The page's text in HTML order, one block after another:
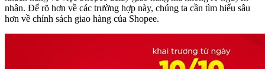
nhân. Để rõ hơn về các trường hợp này, chúng ta cần tìm hiểu sâu
hơn về chính sách giao hàng của Shopee.